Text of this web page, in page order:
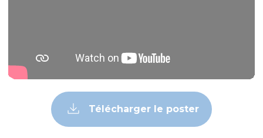
Télécharger le poster